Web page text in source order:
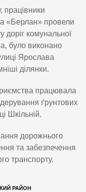
працівники
«Берлан» провели
доріг комунальної
було виконано
Ярослава
ділянки.
працювала
ґрунтових
Шкільній.
дорожнього
та забезпечення
транспорту.
РАЙОН